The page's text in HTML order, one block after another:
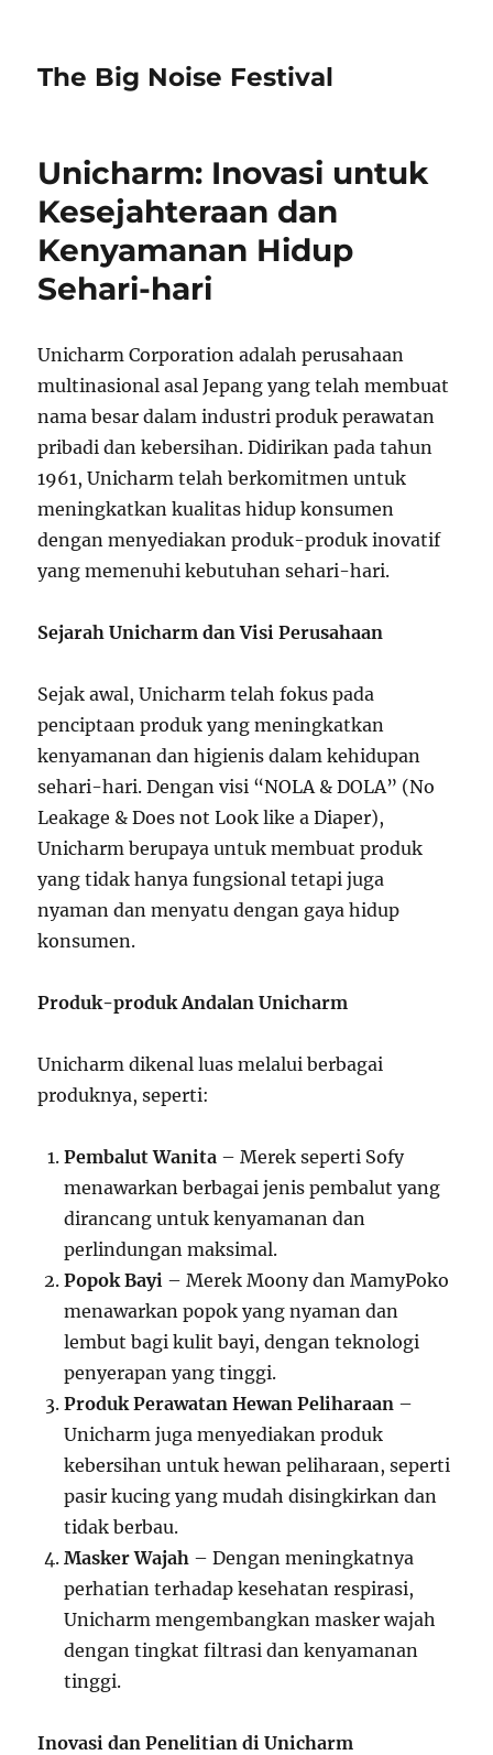
The Big Noise Festival
Unicharm: Inovasi untuk
Kesejahteraan dan
Kenyamanan Hidup
Sehari-hari
Unicharm Corporation adalah perusahaan
multinasional asal Jepang yang telah membuat
nama besar dalam industri produk perawatan
pribadi dan kebersihan. Didirikan pada tahun
1961, Unicharm telah berkomitmen untuk
meningkatkan kualitas hidup konsumen
dengan menyediakan produk-produk inovatif
yang memenuhi kebutuhan sehari-hari.
Sejarah Unicharm dan Visi Perusahaan
Sejak awal, Unicharm telah fokus pada
penciptaan produk yang meningkatkan
kenyamanan dan higienis dalam kehidupan
sehari-hari. Dengan visi “NOLA & DOLA” (No
Leakage & Does not Look like a Diaper),
Unicharm berupaya untuk membuat produk
yang tidak hanya fungsional tetapi juga
nyaman dan menyatu dengan gaya hidup
konsumen.
Produk-produk Andalan Unicharm
Unicharm dikenal luas melalui berbagai
produknya, seperti:
Pembalut Wanita – Merek seperti Sofy
menawarkan berbagai jenis pembalut yang
dirancang untuk kenyamanan dan
perlindungan maksimal.
Popok Bayi – Merek Moony dan MamyPoko
menawarkan popok yang nyaman dan
lembut bagi kulit bayi, dengan teknologi
penyerapan yang tinggi.
Produk Perawatan Hewan Peliharaan –
Unicharm juga menyediakan produk
kebersihan untuk hewan peliharaan, seperti
pasir kucing yang mudah disingkirkan dan
tidak berbau.
Masker Wajah – Dengan meningkatnya
perhatian terhadap kesehatan respirasi,
Unicharm mengembangkan masker wajah
dengan tingkat filtrasi dan kenyamanan
tinggi.
Inovasi dan Penelitian di Unicharm